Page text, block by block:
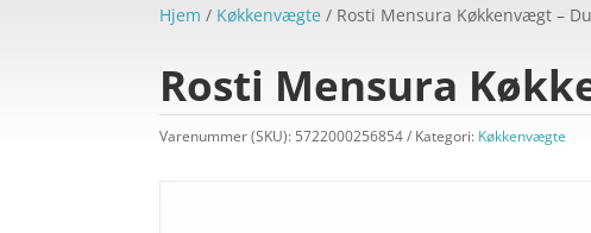
Hjem / Køkkenvægte / Rosti Mensura Køkkenvægt –
Rosti Mensura
Varenummer (SKU): 5722000256854 Kategori: Køkkenvægte